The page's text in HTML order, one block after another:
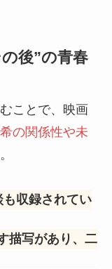
後”の青春
ことで、映画
の関係性や未
収録されてい
描写があり、二